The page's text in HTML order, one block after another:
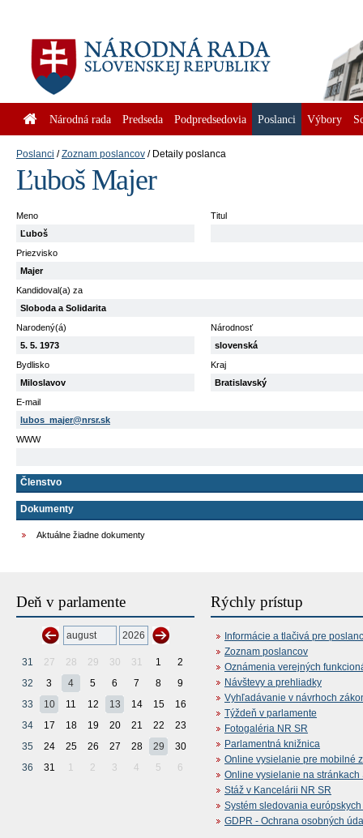
Národná rada Predseda Podpredsedovia Poslanci Výbory
Poslanci Zoznam poslancov Detaily poslanca
Ľuboš Majer
Meno
Ľuboš
Titul
Priezvisko
Majer
Kandidoval(a) za
Sloboda a Solidarita
Narodený(á)
5. 5. 1973
Národnosť
slovenská
Bydlisko
Miloslavov
Kraj
Bratislavský
E-mail
lubos_majer@nrsr.sk
WWW
Členstvo
Dokumenty
Aktuálne žiadne dokumenty
Deň v parlamente
31 27 28 29 30 31 1
2
32
3 4 5 6 7 8
9
33
10 11 12 13 14 15
16
34
17 18 19 20 21 22
23
35
24 25 26 27 28 29
30
36
31 1 2 3 4 5 6
Rýchly prístup
Informácie a tlačivá pre
Zoznam poslancov
Oznámenia verejných
Návštevy a prehliadky
Vyhľadávanie v návrhoch
Týždeň v parlamente
Fotogaléria NR SR
Parlamentná knižnica
Online vysielanie pre mobilné
Online vysielanie na stránkach
Stáž v Kancelárii NR SR
Systém sledovania
GDPR - Ochrana osobných